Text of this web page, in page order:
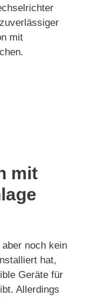
mit
mit
noch kein
hat,
Geräte für
Allerdings